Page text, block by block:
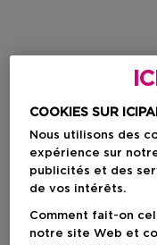
COOKIES SUR
Nous utilisons des
expérience sur
publicités et des
de vos intérêts.
Comment fait-on
notre site Web et